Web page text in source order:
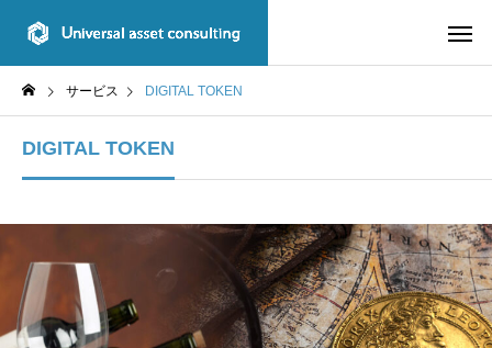
サービス DIGITAL TOKEN
DIGITAL TOKEN